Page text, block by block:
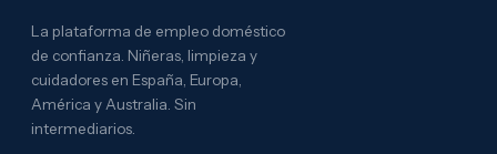
La plataforma de empleo doméstico
de confianza. Niñeras, limpieza y
cuidadores en España, Europa,
América y Australia. Sin
intermediarios.